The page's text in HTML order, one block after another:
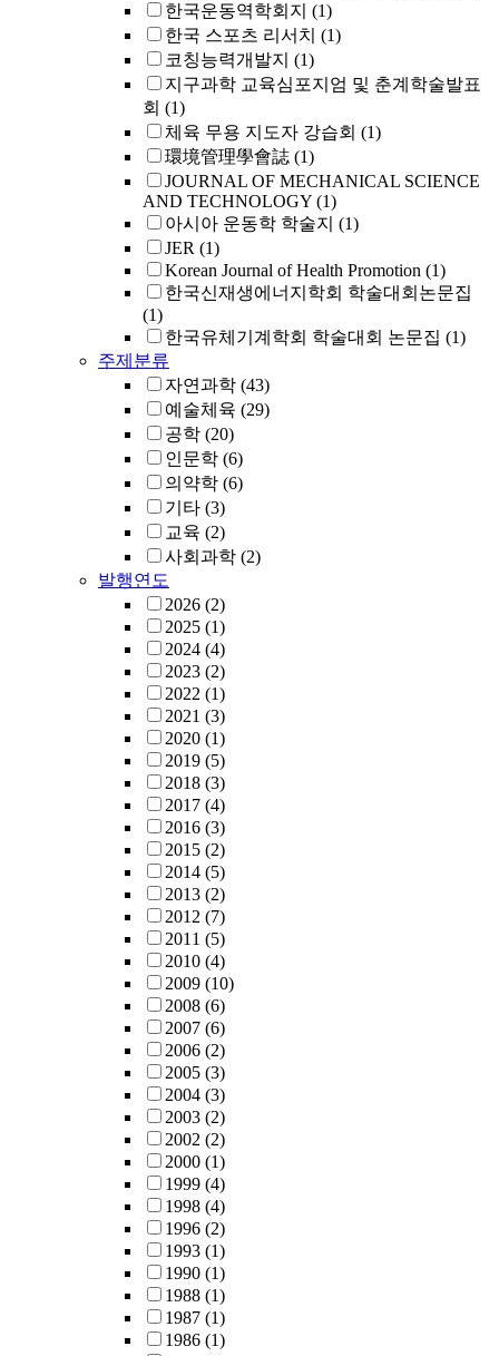
한국운동역학회지 (1)
한국 스포츠 리서치 (1)
코칭능력개발지 (1)
지구과학 교육심포지엄 및 춘계학술발표
회 (1)
체육 무용 지도자 강습회 (1)
環境管理學會誌 (1)
JOURNAL OF MECHANICAL SCIENCE
AND TECHNOLOGY (1)
아시아 운동학 학술지 (1)
JER (1)
Korean Journal of Health Promotion (1)
한국신재생에너지학회 학술대회논문집
(1)
한국유체기계학회 학술대회 논문집 (1)
주제분류
자연과학 (43)
예술체육 (29)
공학 (20)
인문학 (6)
의약학 (6)
기타 (3)
교육 (2)
사회과학 (2)
발행연도
2026 (2)
2025 (1)
2024 (4)
2023 (2)
2022 (1)
2021 (3)
2020 (1)
2019 (5)
2018 (3)
2017 (4)
2016 (3)
2015 (2)
2014 (5)
2013 (2)
2012 (7)
2011 (5)
2010 (4)
2009 (10)
2008 (6)
2007 (6)
2006 (2)
2005 (3)
2004 (3)
2003 (2)
2002 (2)
2000 (1)
1999 (4)
1998 (4)
1996 (2)
1993 (1)
1990 (1)
1988 (1)
1987 (1)
1986 (1)